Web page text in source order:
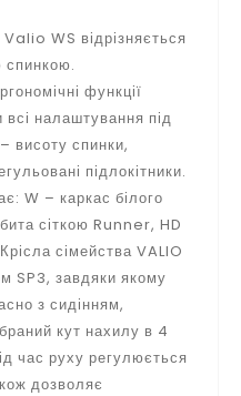
WS відрізняється
спинкою.
функції
налаштування під
висоту спинки,
підлокітники.
W – каркас білого
сіткою Runner, HD
сімейства VALIO
SP3, завдяки якому
з сидінням,
кут нахилу в 4
час руху регулюється
дозволяє